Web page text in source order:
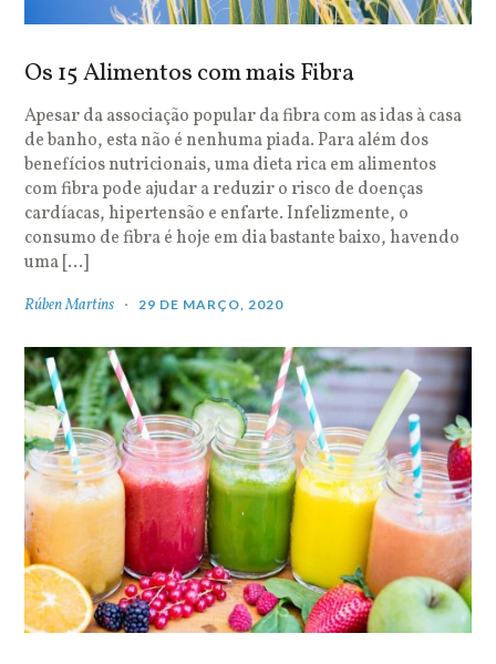
Os 15 Alimentos com mais Fibra
Apesar da associação popular da fibra com as idas à casa
de banho, esta não é nenhuma piada. Para além dos
benefícios nutricionais, uma dieta rica em alimentos
com fibra pode ajudar a reduzir o risco de doenças
cardíacas, hipertensão e enfarte. Infelizmente, o
consumo de fibra é hoje em dia bastante baixo, havendo
uma […]
Rúben Martins 29 DE MARÇO, 2020